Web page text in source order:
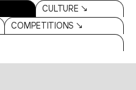
CULTURE ↘
COMPETITIONS ↘